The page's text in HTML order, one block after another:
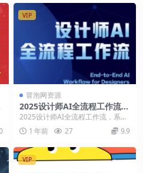
VIP
冒泡网资源
2025设计师AI全流程工作流，
系统讲解ComfyUI的AI绘图全
流程
2025设计师AI全流程工作流，系统
讲解ComfyUI的AI绘图全流程 课程
介绍...1 年前 27 9.9
VIP